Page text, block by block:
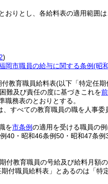
おりとし、各給料表の適用範囲
)
岡市職員の給与に関する条例(昭
教育職員給料表(以下「特定任
難及び責任の度に基づきこれを
職務表のとおりとする。
、すべての教育職員の職を人事委
を市条例の適用を受ける職員の例
40・昭和46条例50・昭和47条
付教育職員の号給及び給料月額
付職員給料表」とあるのは「特